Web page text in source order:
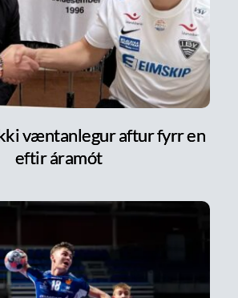
væntanlegur aftur fyrr en
eftir áramót